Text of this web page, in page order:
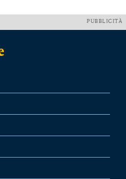
PUBBLICITÀ